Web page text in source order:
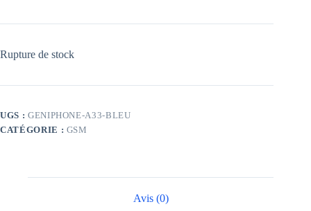
Rupture de stock
UGS : GENIPHONE-A33-BLEU
CATÉGORIE : GSM
Avis (0)